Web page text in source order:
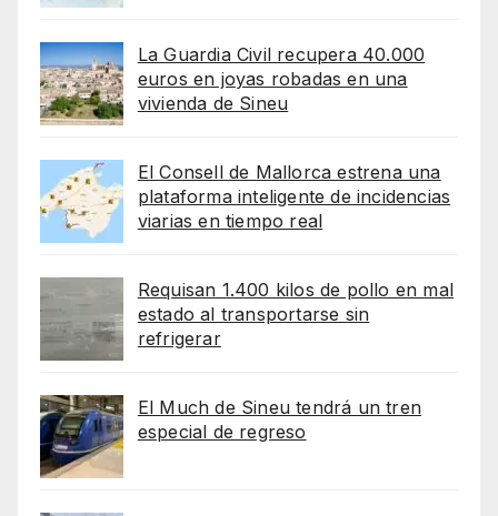
La Guardia Civil recupera 40.000
euros en joyas robadas en una
vivienda de Sineu
El Consell de Mallorca estrena una
plataforma inteligente de incidencias
viarias en tiempo real
Requisan 1.400 kilos de pollo en mal
estado al transportarse sin
refrigerar
El Much de Sineu tendrá un tren
especial de regreso